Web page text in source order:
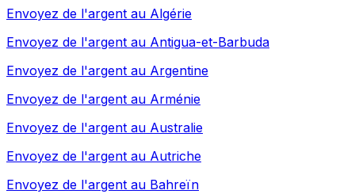
Envoyez de l'argent au Algérie
Envoyez de l'argent au Antigua-et-Barbuda
Envoyez de l'argent au Argentine
Envoyez de l'argent au Arménie
Envoyez de l'argent au Australie
Envoyez de l'argent au Autriche
Envoyez de l'argent au Bahreïn